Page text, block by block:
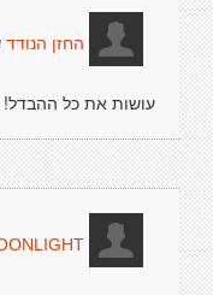
החזן הנודד
עושות את כל ההבדל!
.